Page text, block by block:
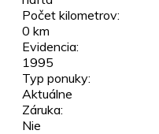
Počet kilometrov:
0 km
Evidencia:
1995
Typ ponuky:
Aktuálne
Záruka:
Nie